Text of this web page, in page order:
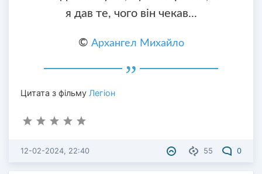
я дав те, чого він чекав...
© Архангел Михайло
Цитата з фільму Легіон
55 0
12-02-2024, 22:40